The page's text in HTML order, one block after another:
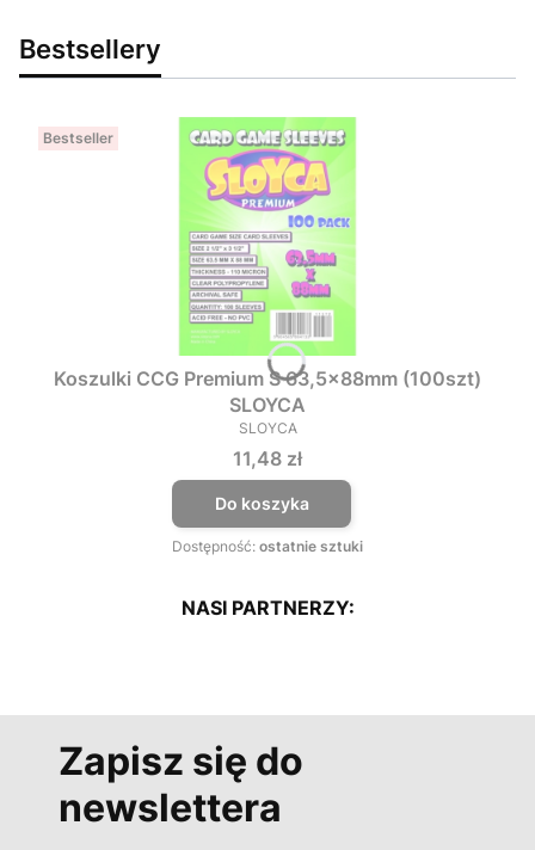
Bestsellery
Bestseller
Koszulki CCG Premium S 63,5x88mm (100szt)
SLOYCA
PRODUCENT
SLOYCA
Cena
11,48 zł
Do koszyka
Dostępność: ostatnie sztuki
NASI PARTNERZY:
Zapisz się do
newslettera